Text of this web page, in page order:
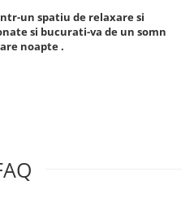
un spatiu de relaxare si
si bucurati-va de un somn
noapte .